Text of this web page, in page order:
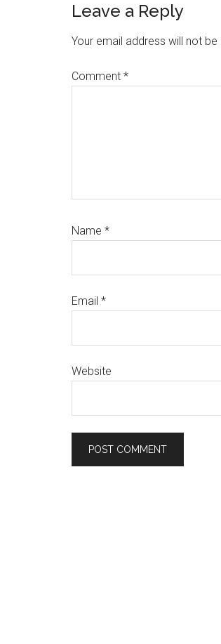
Reader
Interactions
Leave a Reply
Your email address will not be
Comment *
Name *
Email *
Website